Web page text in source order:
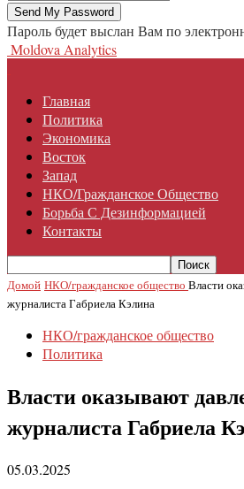
Пароль будет выслан Вам по
Moldova Analytics
Главная
Политика
Экономика
Восток
Запад
НКО/гражданское Общество
Борьба С Дезинформацией
Контакты
Домой НКО/гражданское общество Власти
журналиста Габриела Кэлина
НКО/гражданское общество
Политика
Власти оказывают
журналиста Габриела
05.03.2025